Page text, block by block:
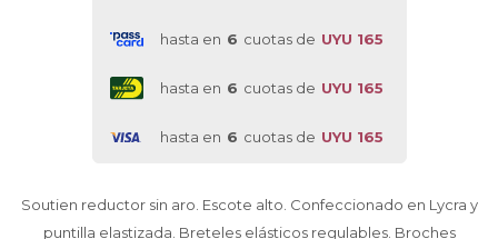
hasta en 6 cuotas de UYU 165
hasta en 6 cuotas de UYU 165
hasta en 6 cuotas de UYU 165
Soutien reductor sin aro. Escote alto. Confeccionado en Lycra y
puntilla elastizada. Breteles elásticos regulables. Broches